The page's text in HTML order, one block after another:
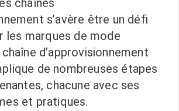
s’avère être un défi
les marques de mode
d’approvisionnement
de nombreuses étapes
chacune avec ses
et pratiques.